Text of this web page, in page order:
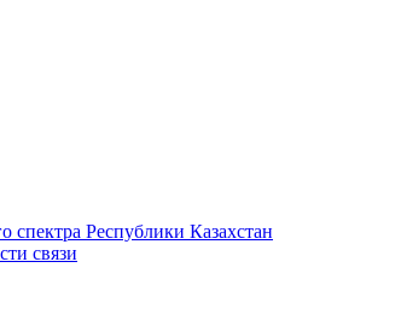
спектра Республики Казахстан
связи